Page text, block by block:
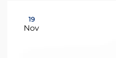
19
Nov